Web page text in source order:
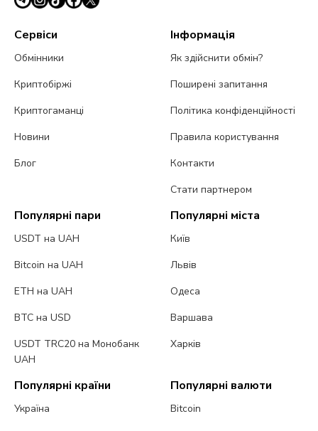
Сервіси
Обмінники
Криптобіржі
Криптогаманці
Новини
Блог
Інформація
Як здійснити обмін?
Поширені запитання
Політика конфіденційності
Правила користування
Контакти
Стати партнером
Популярні пари
USDT на UAH
Bitcoin на UAH
ETH на UAH
BTC на USD
USDT TRC20 на Монобанк
UAH
Популярні міста
Київ
Львів
Одеса
Варшава
Харків
Популярні країни
Україна
Популярні валюти
Bitcoin